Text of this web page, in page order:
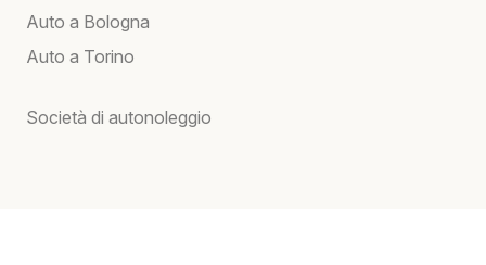
Auto a Bologna
Auto a Torino
Società di autonoleggio